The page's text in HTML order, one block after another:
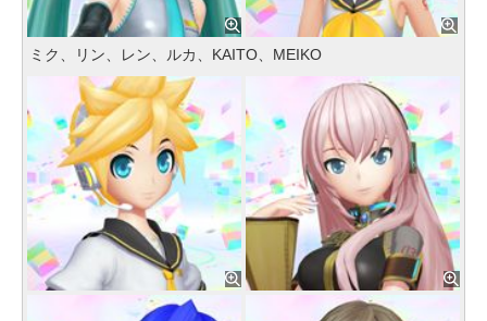
ミク、リン、レン、ルカ、KAITO、MEIKO